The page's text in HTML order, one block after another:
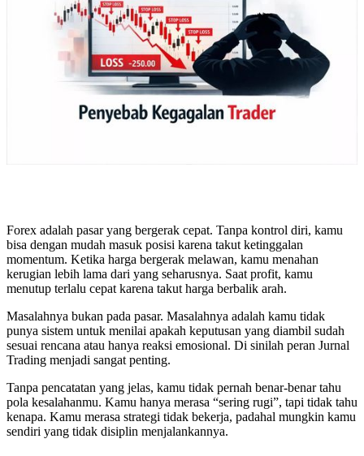
Forex adalah pasar yang bergerak cepat. Tanpa kontrol diri, kamu
bisa dengan mudah masuk posisi karena takut ketinggalan
momentum. Ketika harga bergerak melawan, kamu menahan
kerugian lebih lama dari yang seharusnya. Saat profit, kamu
menutup terlalu cepat karena takut harga berbalik arah.
Masalahnya bukan pada pasar. Masalahnya adalah kamu tidak
punya sistem untuk menilai apakah keputusan yang diambil sudah
sesuai rencana atau hanya reaksi emosional. Di sinilah peran Jurnal
Trading menjadi sangat penting.
Tanpa pencatatan yang jelas, kamu tidak pernah benar-benar tahu
pola kesalahanmu. Kamu hanya merasa “sering rugi”, tapi tidak tahu
kenapa. Kamu merasa strategi tidak bekerja, padahal mungkin kamu
sendiri yang tidak disiplin menjalankannya.